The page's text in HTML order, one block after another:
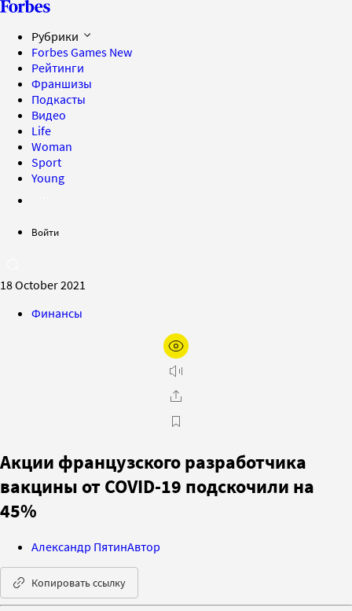
Рубрики
Forbes Games New
Рейтинги
Франшизы
Подкасты
Видео
Life
Woman
Sport
Young
Войти
18 October 2021
Финансы
Акции французского разработчика
вакцины от COVID-19 подскочили на
45%
Александр ПятинАвтор
Копировать ссылку